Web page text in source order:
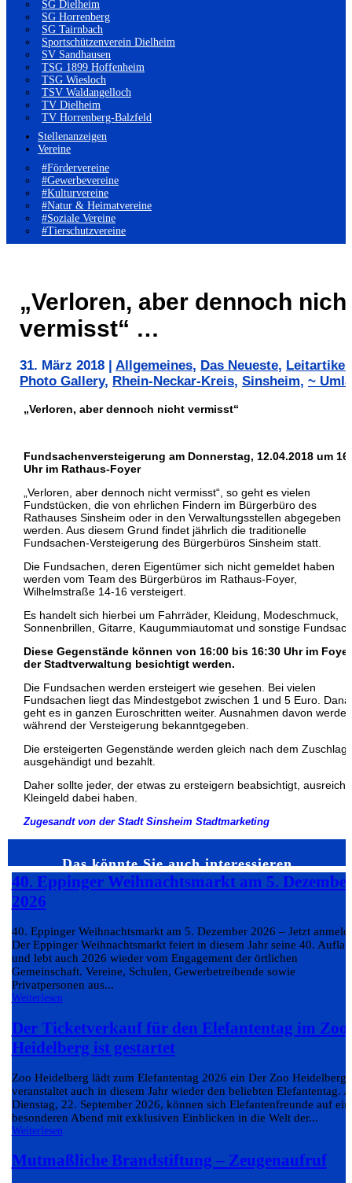
SG Dielheim
SG Horrenberg
SG Tairnbach
Sportschützenverein Dielheim
SV Sandhausen
TSG 1899 Hoffenheim
TSG Wiesloch
TSV Waldangelloch
TV Dielheim
TV Horrenberg-Balzfeld
Stellenanzeigen
Vereine
#Fördervereine
#Gewerbevereine
#Kulturvereine
#Natur & Heimatvereine
#Soziale Vereine
#Tierschutzvereine
„Verloren, aber dennoch
vermisst“ …
31. März 2018 Allgemeines, Das Neueste, Leitartikel
Photo Gallery, Rhein-Neckar-Kreis, Sinsheim, ~
„Verloren, aber dennoch nicht vermisst“
Fundsachenversteigerung am Donnerstag, 12.04.2018 um
Uhr im Rathaus-Foyer
„Verloren, aber dennoch nicht vermisst“, so geht es vielen
Fundstücken, die von ehrlichen Findern im Bürgerbüro des
Rathauses Sinsheim oder in den Verwaltungsstellen abgegeben
werden. Aus diesem Grund findet jährlich die traditionelle
Fundsachen-Versteigerung des Bürgerbüros Sinsheim statt.
Die Fundsachen, deren Eigentümer sich nicht gemeldet haben
werden vom Team des Bürgerbüros im Rathaus-Foyer,
Wilhelmstraße 14-16 versteigert.
Es handelt sich hierbei um Fahrräder, Kleidung, Modeschmuck,
Sonnenbrillen, Gitarre, Kaugummiautomat und sonstige
Diese Gegenstände können von 16:00 bis 16:30 Uhr im Foyer
der Stadtverwaltung besichtigt werden.
Die Fundsachen werden ersteigert wie gesehen. Bei vielen
Fundsachen liegt das Mindestgebot zwischen 1 und 5 Euro.
geht es in ganzen Euroschritten weiter. Ausnahmen davon werden
während der Versteigerung bekanntgegeben.
Die ersteigerten Gegenstände werden gleich nach dem Zuschlag
ausgehändigt und bezahlt.
Daher sollte jeder, der etwas zu ersteigern beabsichtigt,
Kleingeld dabei haben.
Zugesandt von der Stadt Sinsheim Stadtmarketing
Das könnte Sie auch interessieren…
40. Eppinger Weihnachtsmarkt am 5.
2026
40. Eppinger Weihnachtsmarkt am 5. Dezember 2026 – Jetzt
Der Eppinger Weihnachtsmarkt feiert in diesem Jahr seine 40.
und lebt auch 2026 wieder vom Engagement der örtlichen
Gemeinschaft. Vereine, Schulen, Gewerbetreibende sowie
Privatpersonen aus...
Weiterlesen
Der Ticketverkauf für den Elefantentag im Zoo
Heidelberg ist gestartet
Zoo Heidelberg lädt zum Elefantentag 2026 ein Der Zoo Heidelberg
veranstaltet auch in diesem Jahr wieder den beliebten Elefantentag.
Dienstag, 22. September 2026, können sich Elefantenfreunde auf
besonderen Abend mit exklusiven Einblicken in die Welt der...
Weiterlesen
Mutmaßliche Brandstiftung – Zeugenaufruf